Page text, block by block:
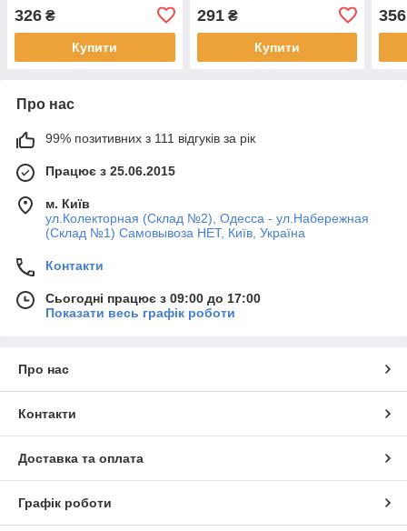
326 ₴
Купити
291₴
Купити
356
Про нас
99% позитивних з 111 відгуків за рік
Працює з 25.06.2015
м. Київ
ул.Колекторная (Склад №2), Одесса - ул.Набережная
(Склад №1) Самовывоза НЕТ, Київ, Україна
Контакти
Сьогодні працює з 09:00 до 17:00
Показати весь графік роботи
Про нас
Контакти
Доставка та оплата
Графік роботи